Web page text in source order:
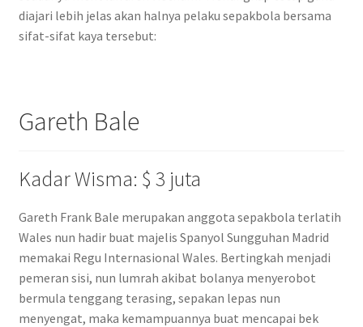
diajari lebih jelas akan halnya pelaku sepakbola bersama
sifat-sifat kaya tersebut:
Gareth Bale
Kadar Wisma: $ 3 juta
Gareth Frank Bale merupakan anggota sepakbola terlatih
Wales nun hadir buat majelis Spanyol Sungguhan Madrid
memakai Regu Internasional Wales. Bertingkah menjadi
pemeran sisi, nun lumrah akibat bolanya menyerobot
bermula tenggang terasing, sepakan lepas nun
menyengat, maka kemampuannya buat mencapai bek